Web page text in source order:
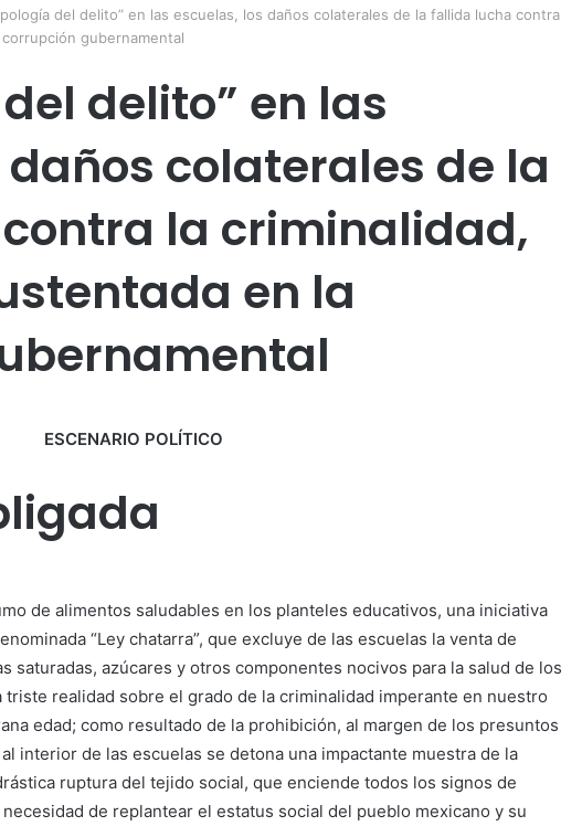
del delito” en las escuelas, los daños colaterales de la fallida lucha contra
gubernamental
delito” en las
colaterales de la
la criminalidad,
en la
ESCENARIO POLÍTICO
de alimentos saludables en los planteles educativos, una iniciativa
“Ley chatarra”, que excluye de las escuelas la venta de
saturadas, azúcares y otros componentes nocivos para la salud de los
realidad sobre el grado de la criminalidad imperante en nuestro
edad; como resultado de la prohibición, al margen de los presuntos
interior de las escuelas se detona una impactante muestra de la
ruptura del tejido social, que enciende todos los signos de
de replantear el estatus social del pueblo mexicano y su